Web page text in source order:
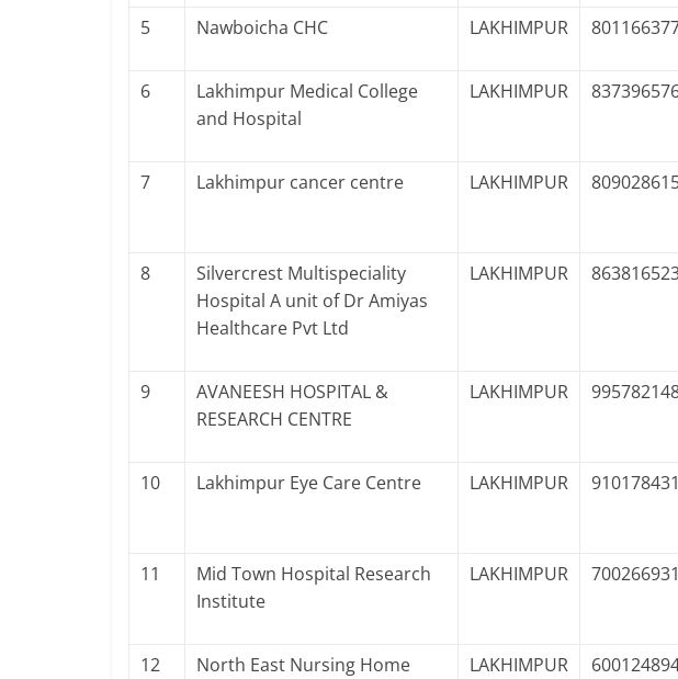
5 Nawboicha CHC LAKHIMPUR
6
Lakhimpur Medical College
and Hospital
LAKHIMPUR
7 Lakhimpur cancer centre LAKHIMPUR
8
Silvercrest Multispeciality
Hospital A unit of Dr Amiyas
Healthcare Pvt Ltd
LAKHIMPUR
9
AVANEESH HOSPITAL &
RESEARCH CENTRE
LAKHIMPUR
10 Lakhimpur Eye Care Centre LAKHIMPUR
11
Mid Town Hospital Research
Institute
LAKHIMPUR
12 North East Nursing Home LAKHIMPUR